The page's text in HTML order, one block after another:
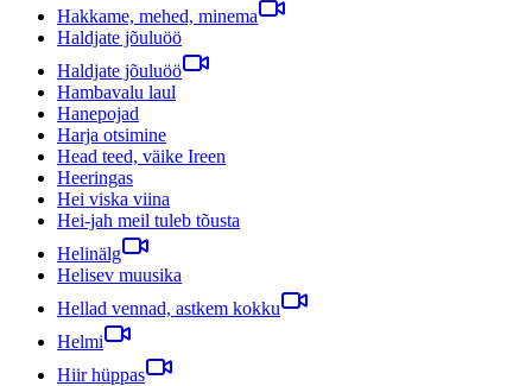
Hakkame, mehed, minema
Haldjate jõuluöö
Haldjate jõuluöö
Hambavalu laul
Hanepojad
Harja otsimine
Head teed, väike Ireen
Heeringas
Hei viska viina
Hei-jah meil tuleb tõusta
Helinälg
Helisev muusika
Hellad vennad, astkem kokku
Helmi
Hiir hüppas